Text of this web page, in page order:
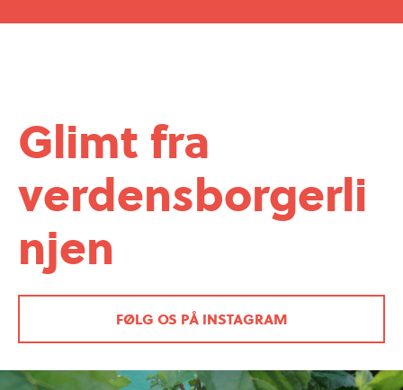
Glimt fra
verdensborgerli
njen
FØLG OS PÅ INSTAGRAM